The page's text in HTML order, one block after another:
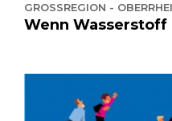
GROSSREGION -
Wenn